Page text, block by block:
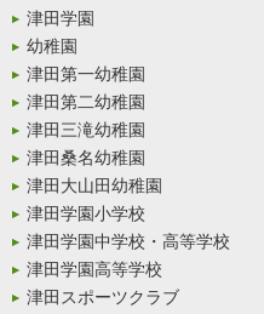
津田学園
幼稚園
津田第一幼稚園
津田第二幼稚園
津田三滝幼稚園
津田桑名幼稚園
津田大山田幼稚園
津田学園小学校
津田学園中学校・高等学校
津田学園高等学校
津田スポーツクラブ